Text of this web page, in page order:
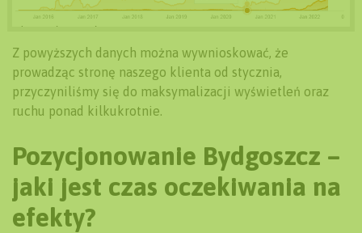
Z powyższych danych można wywnioskować, że
prowadząc stronę naszego klienta od stycznia,
przyczyniliśmy się do maksymalizacji wyświetleń oraz
ruchu ponad kilkukrotnie.
Pozycjonowanie Bydgoszcz –
jaki jest czas oczekiwania na
efekty?